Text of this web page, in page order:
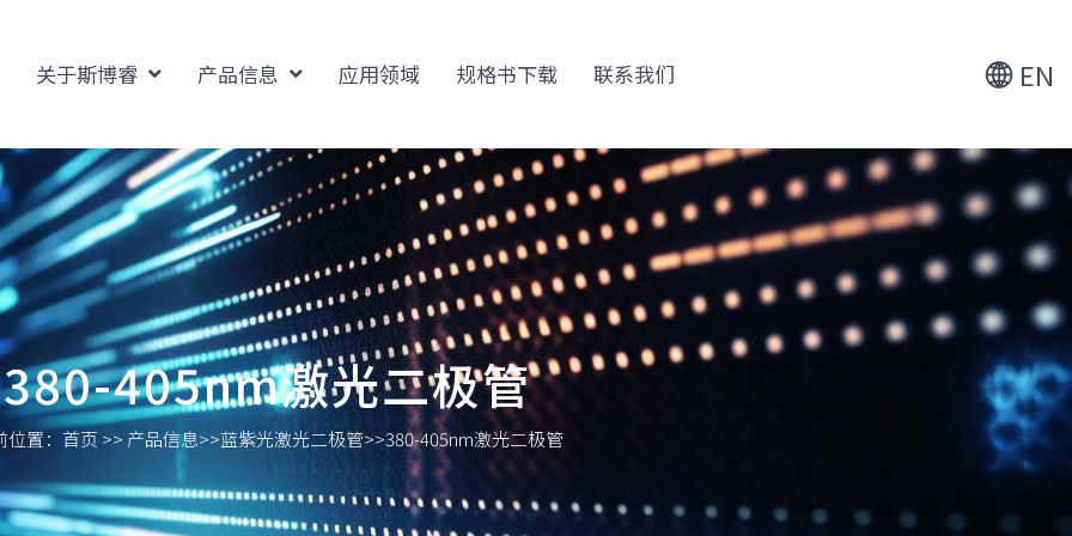
关于斯博睿 产品信息 应用领域 规格书下载 联系我们 EN
380-405nm激光二极管
置： 首页 >> 产品信息>>蓝紫光激光二极管>>380-405nm激光二极管